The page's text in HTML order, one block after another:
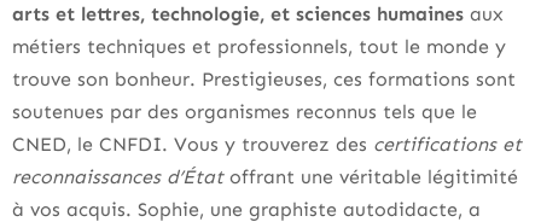
arts et lettres, technologie, et sciences humaines aux
métiers techniques et professionnels, tout le monde y
trouve son bonheur. Prestigieuses, ces formations sont
soutenues par des organismes reconnus tels que le
CNED, le CNFDI. Vous y trouverez des certifications et
reconnaissances d’État offrant une véritable légitimité
à vos acquis. Sophie, une graphiste autodidacte, a